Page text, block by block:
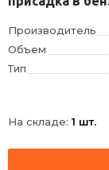
Производитель
Объем
Тип
Ширина
На складе: 1 шт.